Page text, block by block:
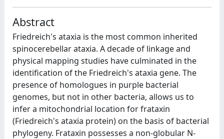
Abstract
Friedreich's ataxia is the most common inherited
spinocerebellar ataxia. A decade of linkage and
physical mapping studies have culminated in the
identification of the Friedreich's ataxia gene. The
presence of homologues in purple bacterial
genomes, but not in other bacteria, allows us to
infer a mitochondrial location for frataxin
(Friedreich's ataxia protein) on the basis of bacterial
phylogeny. Frataxin possesses a non-globular N-